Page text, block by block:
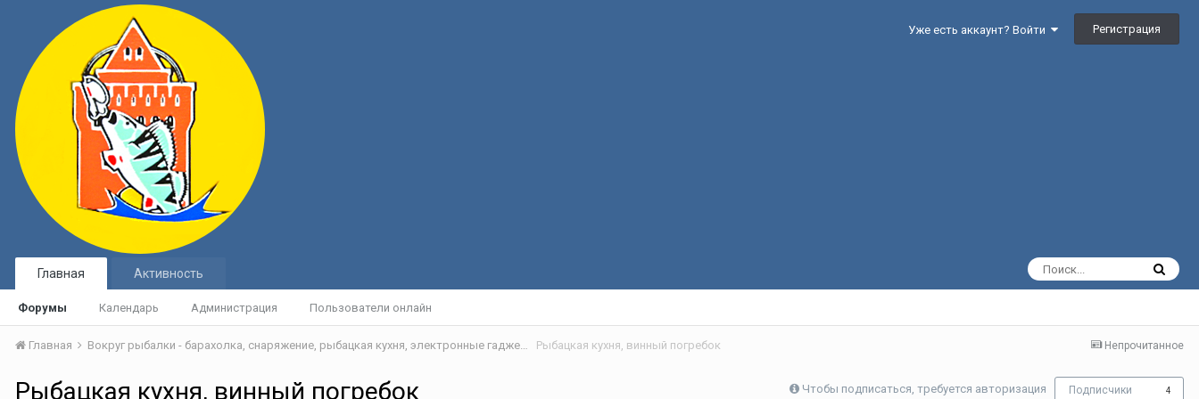
Уже есть аккаунт? Войти Регистрация
Главная
Форумы Календарь Администрация Пользователи онлайн
Активность
Непрочитанное
Главная Вокруг рыбалки - барахолка, снаряжение, рыбацкая кухня, электронные гаджеты Рыбацкая кухня, винный погребок
Рыбацкая кухня, винный погребок Чтобы подписаться, требуется авторизация Подписчики 4